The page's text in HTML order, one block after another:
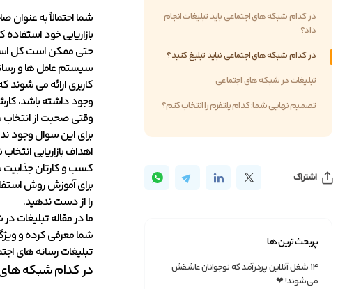
در کدام شبکه های اجتماعی باید تبلیغات انجام
داد؟
در کدام شبکه های اجتماعی نباید تبلیغ کنید؟
تبلیغات در شبکه های اجتماعی
تصمیم نهایی شما: کدام پلتفرم را انتخاب کنم؟
اشتراک
پربحث ترین ها
۱۴ شغل آنلاین پردرآمد که نوجوانان عاشقش
می‌شوند! ❤
شما احتمالاً به
بازاریابی خود
حتی ممکن است کل
سیستم عامل ها و
کاربری ارائه می شوند
وجود داشته باشد،
وقتی صحبت از انتخاب
برای این سوال وجود
اهداف بازاریابی
کسب و کارتان جذابیت
برای آموزش روش
را از دست ندهید.
ما در مقاله تبلیغات
شما معرفی کرده و
تبلیغات رسانه های
در کدام شبکه های